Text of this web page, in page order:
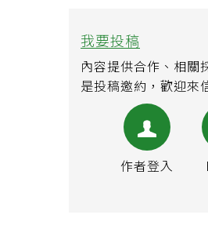
我要投稿
內容提供合作、相關
是投稿邀約，歡迎來
作者登入